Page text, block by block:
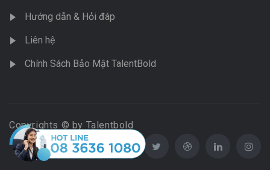
Hướng dẫn & Hỏi đáp
Liên hệ
Chính Sách Bảo Mật TalentBold
Copyrights © by Talentbold